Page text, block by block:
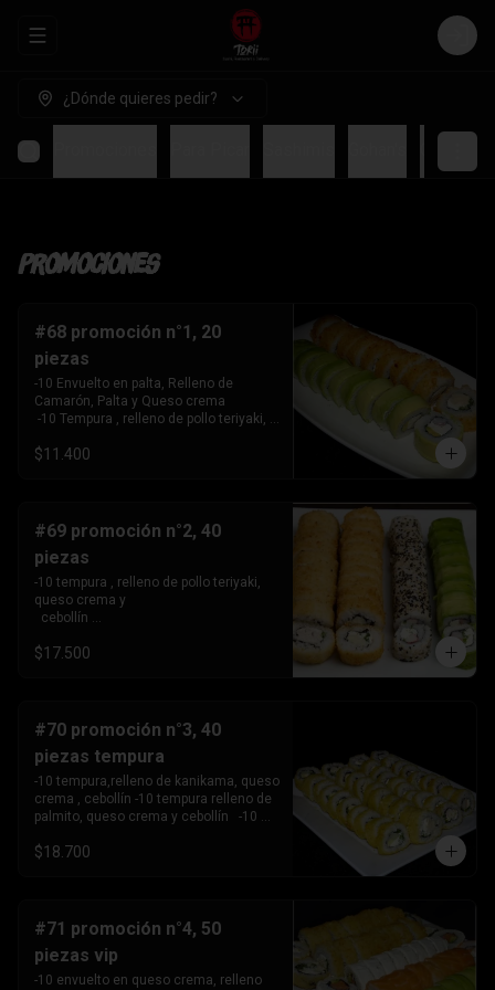
Abrir menu de navegación Login
¿Dónde quieres pedir?
Promociones
#68 promoción n°1, 20
piezas
-10 Envuelto en palta, Relleno de
Camarón, Palta y Queso crema
-10 Tempura , relleno de pollo teriyaki,
$11.400
#69 promoción n°2, 40
piezas
-10 tempura , relleno de pollo teriyaki,
queso crema y
  cebollín
crema y cebollín. -10 envuelto en palta,
kanikama, queso crema
   y cebollín .
$17.500
#70 promoción n°3, 40
piezas tempura
-10 tempura,relleno de kanikama, queso
crema , cebollín -10 tempura relleno de
palmito, queso crema y cebollín   -10
crema y
$18.700
#71 promoción n°4, 50
piezas vip
-10 envuelto en queso crema, relleno